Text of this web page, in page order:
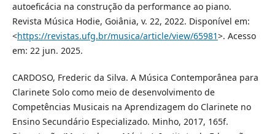
autoeficácia na construção da performance ao piano.
Revista Música Hodie, Goiânia, v. 22, 2022. Disponível em:
<https://revistas.ufg.br/musica/article/view/65981>. Acesso
em: 22 jun. 2025.
CARDOSO, Frederic da Silva. A Música Contemporânea para
Clarinete Solo como meio de desenvolvimento de
Competências Musicais na Aprendizagem do Clarinete no
Ensino Secundário Especializado. Minho, 2017, 165f.